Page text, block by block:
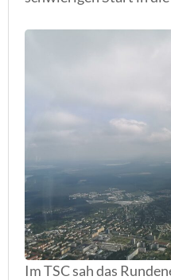
Im TSC sah das